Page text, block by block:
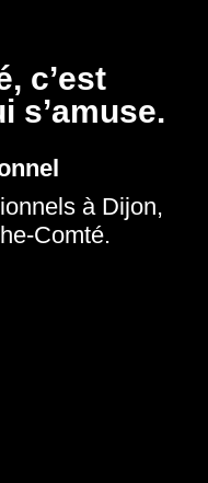
c’est
s’amuse.
à Dijon,
Comté.